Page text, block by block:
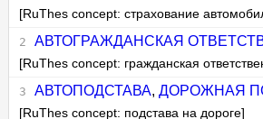
[RuThes concept: страхование
АВТОГРАЖДАНСКАЯ
[RuThes concept: гражданская
АВТОПОДСТАВА, ДОРОЖНАЯ
[RuThes concept: подстава на дороге]